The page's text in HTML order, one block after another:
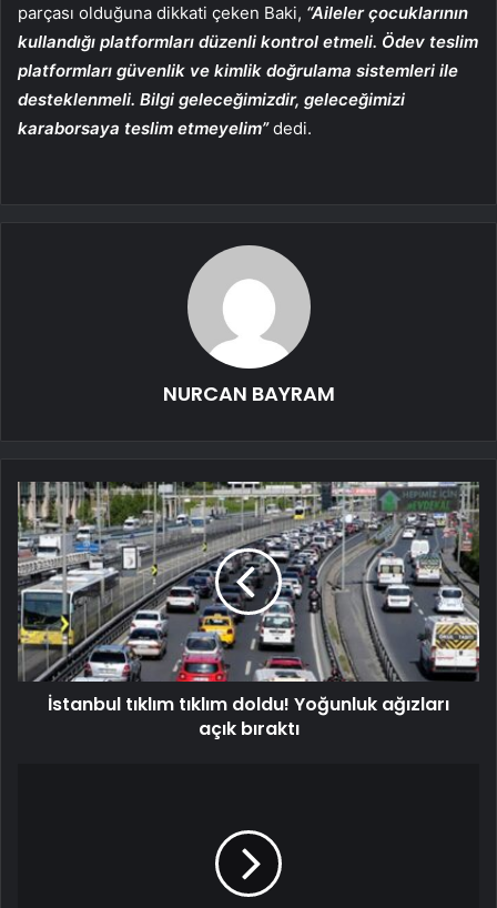
parçası olduğuna dikkati çeken Baki, “Aileler çocuklarının
kullandığı platformları düzenli kontrol etmeli. Ödev teslim
platformları güvenlik ve kimlik doğrulama sistemleri ile
desteklenmeli. Bilgi geleceğimizdir, geleceğimizi
karaborsaya teslim etmeyelim”dedi.
NURCAN BAYRAM
İstanbul tıklım tıklım doldu! Yoğunluk ağızları
açık bıraktı